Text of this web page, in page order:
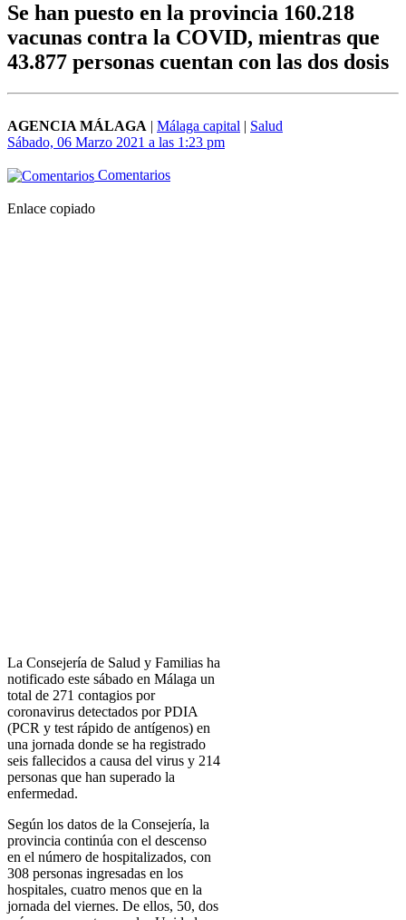
Se han puesto en la provincia 160.218
vacunas contra la COVID, mientras que
43.877 personas cuentan con las dos dosis
AGENCIA MÁLAGA | Málaga capital | Salud
Sábado, 06 Marzo 2021 a las 1:23 pm
Comentarios
Enlace copiado
La Consejería de Salud y Familias ha
notificado este sábado en Málaga un
total de 271 contagios por
coronavirus detectados por PDIA
(PCR y test rápido de antígenos) en
una jornada donde se ha registrado
seis fallecidos a causa del virus y 214
personas que han superado la
enfermedad.
Según los datos de la Consejería, la
provincia continúa con el descenso
en el número de hospitalizados, con
308 personas ingresadas en los
hospitales, cuatro menos que en la
jornada del viernes. De ellos, 50, dos